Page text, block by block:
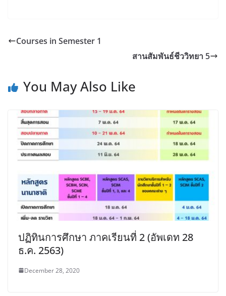
Courses in Semester 1
สานสัมพันธ์ชีววิทยา 5
You May Also Like
ปฏิทินการศึกษา ภาคเรียนที่ 2 (อัพเดท 28
ธ.ค. 2563)
December 28, 2020